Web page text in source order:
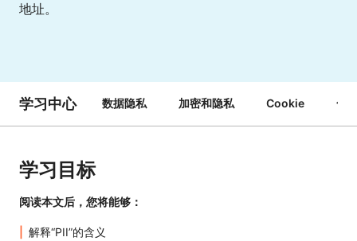
地址。
学习中心 数据隐私 加密和隐私 Cookie 合
学习目标
阅读本文后，您将能够：
解释“PII”的含义